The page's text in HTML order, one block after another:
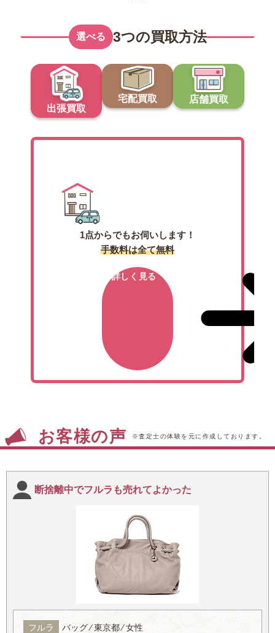
選べる 3つの買取方法
出張買取
宅配買取 店舗買取
1点からでもお伺いします！
手数料は全て無料
詳しく見る
お客様の声 ※査定士の体験を元に作成しております。
断捨離中でフルラも売れてよかった
フルラ バッグ ⁄ 東京都 ⁄ 女性